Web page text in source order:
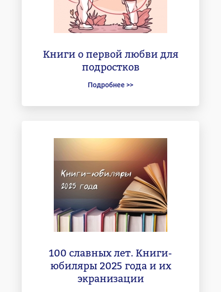
Книги о первой любви для
подростков
Подробнее >>
100 славных лет. Книги-
юбиляры 2025 года и их
экранизации